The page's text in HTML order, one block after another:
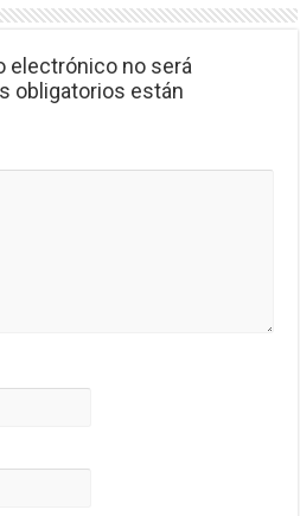
electrónico no será
obligatorios están